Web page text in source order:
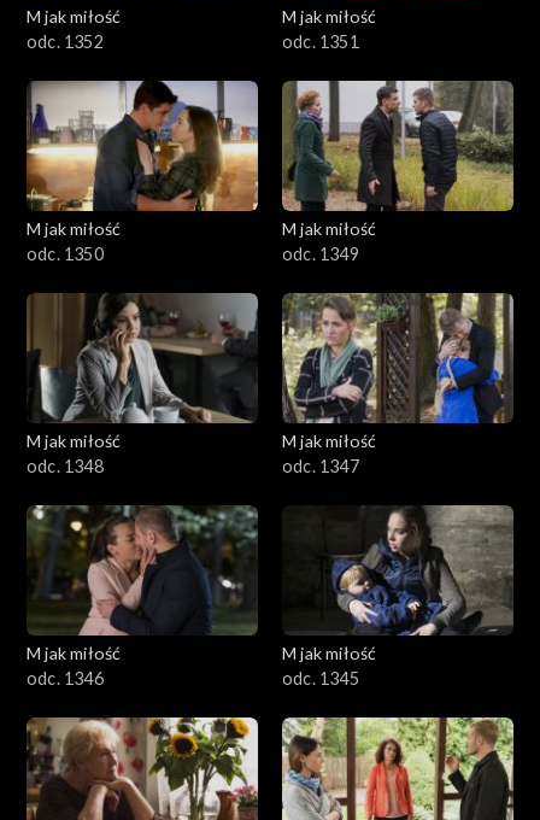
M jak miłość
odc. 1352
M jak miłość
odc. 1351
M jak miłość
odc. 1350
M jak miłość
odc. 1349
M jak miłość
odc. 1348
M jak miłość
odc. 1347
M jak miłość
odc. 1346
M jak miłość
odc. 1345